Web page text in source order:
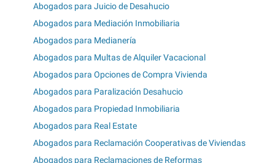
Abogados para Juicio de Desahucio
Abogados para Mediación Inmobiliaria
Abogados para Medianería
Abogados para Multas de Alquiler Vacacional
Abogados para Opciones de Compra Vivienda
Abogados para Paralización Desahucio
Abogados para Propiedad Inmobiliaria
Abogados para Real Estate
Abogados para Reclamación Cooperativas de Viviendas
Abogados para Reclamaciones de Reformas